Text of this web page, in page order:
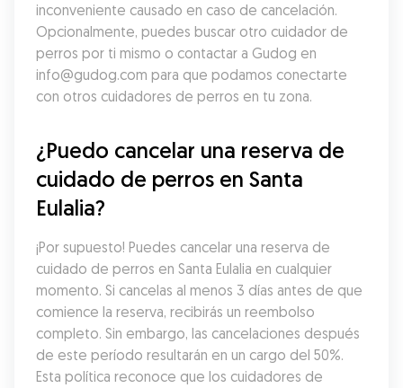
inconveniente causado en caso de cancelación.
Opcionalmente, puedes buscar otro cuidador de
perros por ti mismo o contactar a Gudog en
info@gudog.com para que podamos conectarte
con otros cuidadores de perros en tu zona.
¿Puedo cancelar una reserva de
cuidado de perros en Santa
Eulalia?
¡Por supuesto! Puedes cancelar una reserva de
cuidado de perros en Santa Eulalia en cualquier
momento. Si cancelas al menos 3 días antes de que
comience la reserva, recibirás un reembolso
completo. Sin embargo, las cancelaciones después
de este período resultarán en un cargo del 50%.
Esta política reconoce que los cuidadores de